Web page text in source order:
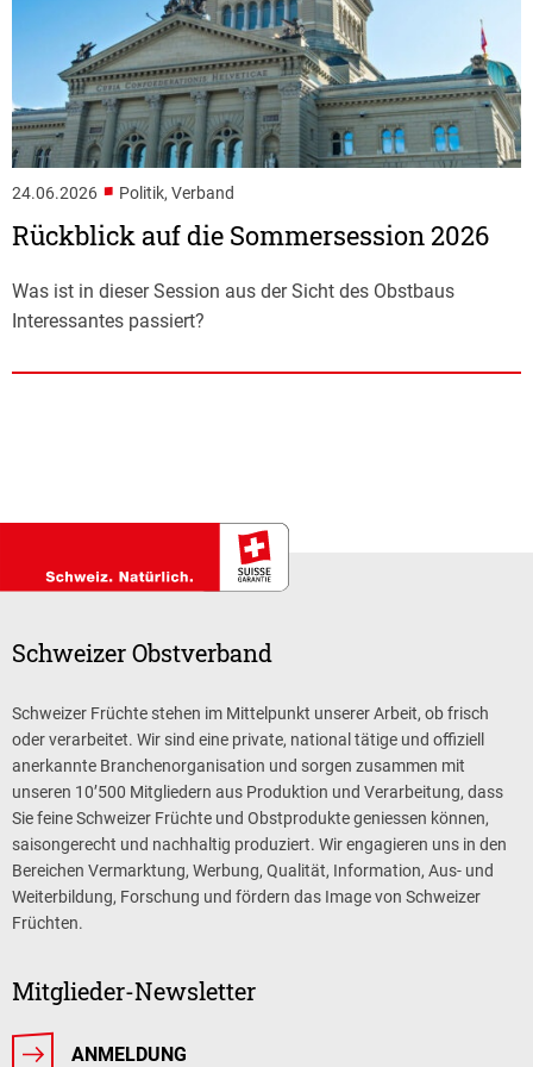
24.06.2026 ■ Politik, Verband
Rückblick auf die Sommersession 2026
Was ist in dieser Session aus der Sicht des Obstbaus
Interessantes passiert?
Schweizer Obstverband
Schweizer Früchte stehen im Mittelpunkt unserer Arbeit, ob frisch
oder verarbeitet. Wir sind eine private, national tätige und offiziell
anerkannte Branchenorganisation und sorgen zusammen mit
unseren 10’500 Mitgliedern aus Produktion und Verarbeitung, dass
Sie feine Schweizer Früchte und Obstprodukte geniessen können,
saisongerecht und nachhaltig produziert. Wir engagieren uns in den
Bereichen Vermarktung, Werbung, Qualität, Information, Aus- und
Weiterbildung, Forschung und fördern das Image von Schweizer
Früchten.
Mitglieder-Newsletter
ANMELDUNG